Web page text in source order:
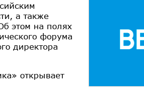
а также
этом на полях
форума
директора
открывает